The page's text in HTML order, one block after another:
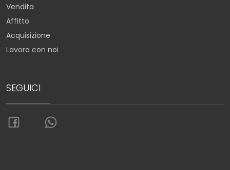
Vendita
Affitto
Acquisizione
Lavora con noi
SEGUICI